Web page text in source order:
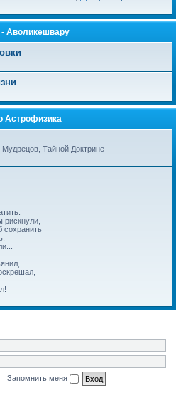
Аволикешвару
Астрофизика
Тайной Доктрине
—
рискнули, —
сохранить
Запомнить меня